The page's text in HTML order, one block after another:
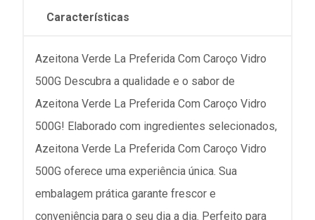
Características
Azeitona Verde La Preferida Com Caroço Vidro
500G Descubra a qualidade e o sabor de
Azeitona Verde La Preferida Com Caroço Vidro
500G! Elaborado com ingredientes selecionados,
Azeitona Verde La Preferida Com Caroço Vidro
500G oferece uma experiência única. Sua
embalagem prática garante frescor e
conveniência para o seu dia a dia. Perfeito para